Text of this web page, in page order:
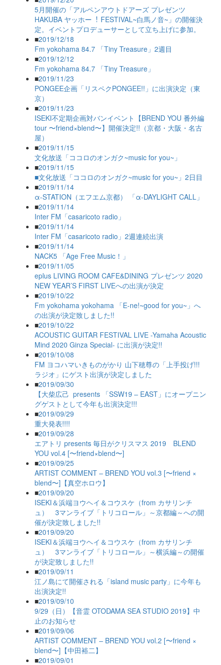
5月開催の「アルペンアウトドアーズ プレゼンツ
HAKUBA ヤッホー︕ FESTIVAL~白馬ノ音~」の開催決
定。イベントプロデューサーとして立ち上げに参加。
■2019/12/18
Fm yokohama 84.7 「Tiny Treasure」2週目
■2019/12/12
Fm yokohama 84.7 「Tiny Treasure」
■2019/11/23
PONGEE企画「リスペクPONGEE!!」に出演決定（東
京）
■2019/11/23
ISEKI不定期企画対バンイベント【BREND YOU 番外編
tour 〜friend×blend〜】開催決定!!（京都・大阪・名古
屋）
■2019/11/15
文化放送「ココロのオンガク~music for you~」
■2019/11/15
■文化放送「ココロのオンガク~music for you~」2日目
■2019/11/14
α-STATION（エフエム京都） 「α-DAYLIGHT CALL」
■2019/11/14
Inter FM「casaricoto radio」
■2019/11/14
Inter FM「casaricoto radio」2週連続出演
■2019/11/14
NACK5 「Age Free Music！」
■2019/11/05
eplus LIVING ROOM CAFE&DINING プレゼンツ 2020
NEW YEAR’S FIRST LIVEへの出演が決定
■2019/10/22
Fm yokohama yokohama 「E-ne!~good for you~」へ
の出演が決定致しました!!
■2019/10/22
ACOUSTIC GUITAR FESTIVAL LIVE -Yamaha Acoustic
Mind 2020 Ginza Special- に出演が決定!!
■2019/10/08
FM ヨコハマいきものがかり 山下穂尊の「上手投げ!!!
ラジオ」にゲスト出演が決定しました
■2019/09/30
【大柴広己 presents 「SSW19 – EAST」にオープニン
グゲストとして今年も出演決定!!!
■2019/09/29
重大発表!!!!
■2019/09/28
エアトリ presents 毎日がクリスマス 2019 BLEND
YOU vol.4 [〜friend×blend〜]
■2019/09/25
ARTIST COMMENT – BREND YOU vol.3 [〜friend ×
blend〜]【真空ホロウ】
■2019/09/20
ISEKI＆浜端ヨウヘイ＆コウスケ（from カサリンチ
ュ） 3マンライブ「トリコロール」～京都編～への開
催が決定致しました!!
■2019/09/20
ISEKI＆浜端ヨウヘイ＆コウスケ（from カサリンチ
ュ） 3マンライブ「トリコロール」～横浜編～の開催
が決定致しました!!
■2019/09/11
江ノ島にて開催される「island music party」に今年も
出演決定!!
■2019/09/10
9/29（日）【音霊 OTODAMA SEA STUDIO 2019】中
止のお知らせ
■2019/09/06
ARTIST COMMENT – BREND YOU vol.2 [〜friend ×
blend〜]【中田裕二】
■2019/09/01